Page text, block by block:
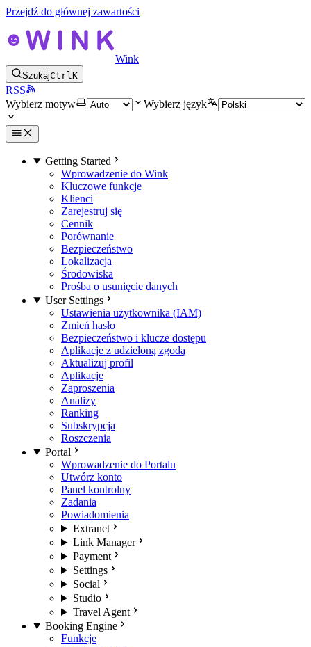
Przejdź do głównej zawartości
Wink
SzukajCtrlK
RSS
Wybierz motyw
Wybierz język
Getting Started
Wprowadzenie do Wink
Kluczowe funkcje
Klienci
Zarejestruj się
Cennik
Porównanie
Bezpieczeństwo
Lokalizacja
Środowiska
Prośba o usunięcie danych
User Settings
Ustawienia użytkownika (IAM)
Zmień hasło
Bezpieczeństwo i klucze dostępu
Aplikacje z udzieloną zgodą
Aktualizuj profil
Aplikacje
Zaproszenia
Analizy
Ranking
Subskrypcja
Roszczenia
Portal
Wprowadzenie do Portalu
Utwórz konto
Panel kontrolny
Zadania
Powiadomienia
Extranet
Link Manager
Payment
Settings
Social
Studio
Travel Agent
Booking Engine
Funkcje